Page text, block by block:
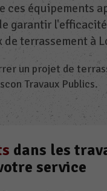
ces équipements
garantir
de terrassement à
un projet de
Travaux Publics.
dans les
service